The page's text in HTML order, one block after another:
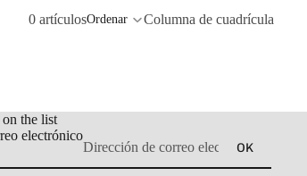
0 artículosOrdenar Columna de cuadrícula
the list
electrónico
OK